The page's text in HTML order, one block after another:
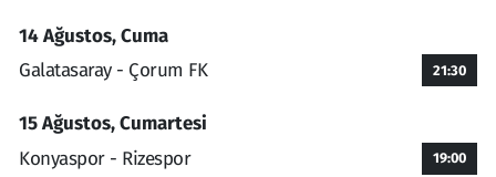
14 Ağustos, Cuma
Galatasaray - Çorum FK
21:30
15 Ağustos, Cumartesi
Konyaspor - Rizespor
19:00